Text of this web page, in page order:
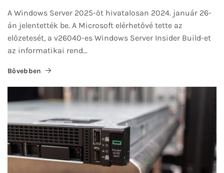
A Windows Server 2025-öt hivatalosan 2024. január 26-
án jelentették be. A Microsoft elérhetővé tette az
előzetesét, a v26040-es Windows Server Insider Build-et
az informatikai rend...
Bővebben